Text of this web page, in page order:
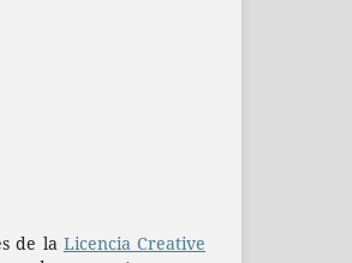
de la Licencia Creative